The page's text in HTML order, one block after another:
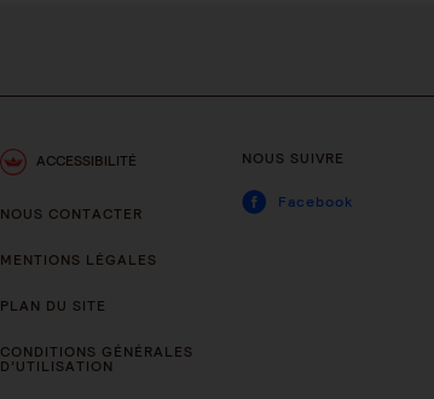
ACCESSIBILITÉ
NOUS CONTACTER
MENTIONS LÉGALES
PLAN DU SITE
CONDITIONS GÉNÉRALES
D’UTILISATION
NOUS SUIVRE
Facebook